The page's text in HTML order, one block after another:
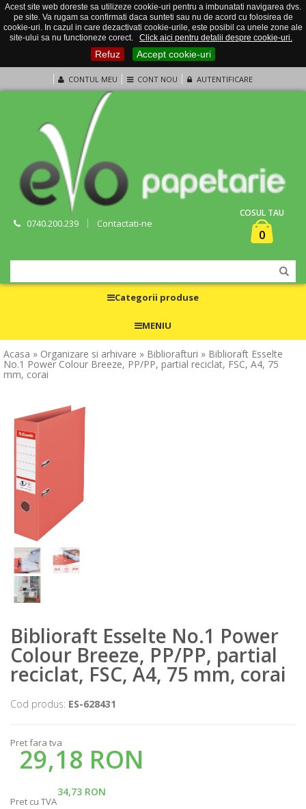
Acest site web doreste sa utilizeze cookie-uri pentru a imbunatati navigarea dvs.
pe site. Va rugam sa confirmati daca sunteti sau nu de acord cu folosirea de
cookie-uri. In cazul in care dezactivati cookie-urile, este posibil ca unele zone ale
site-ului sa nu functioneze corect.
Click aici pentru detalii despre cookie-uri.
Refuz Accept cookie-uri
CONTUL MEU CONT NOU AUTENTIFICARE
0740.200.239 Contactati-ne
COSUL TAU
0
Categorii produse
MENIU
Acasa » Organizare si arhivare » Bibliorafturi » Biblioraft Esselte
No.1 Power Colour Breeze, PP/PP, partial reciclat, FSC, A4, 75
mm, corai
Biblioraft Esselte No.1 Power
Colour Breeze, PP/PP, partial
reciclat, FSC, A4, 75 mm, corai
Cod produs: ES-628431
Pret fara tva
29,18 RON
34,73 RON
Pret cu TVA